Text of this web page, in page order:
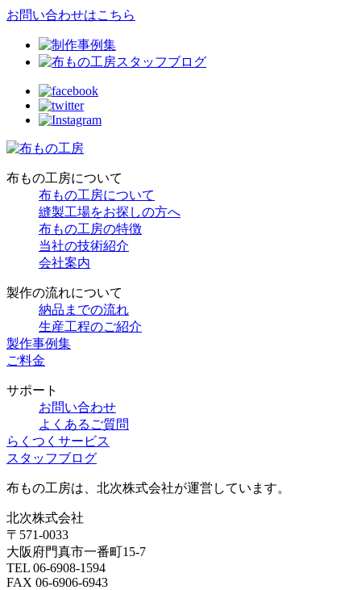
お問い合わせはこちら
布もの工房について
布もの工房について
縫製工場をお探しの方へ
布もの工房の特徴
当社の技術紹介
会社案内
製作の流れについて
納品までの流れ
生産工程のご紹介
製作事例集
ご料金
サポート
お問い合わせ
よくあるご質問
らくつくサービス
スタッフブログ
布もの工房は、北次株式会社が運営しています。
北次株式会社
〒571-0033
大阪府門真市一番町15-7
TEL 06-6908-1594
FAX 06-6906-6943